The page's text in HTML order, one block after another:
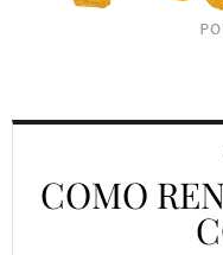
COMO